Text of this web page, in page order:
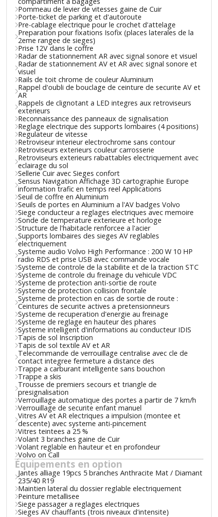
Pommeau de levier de vitesses gaine de Cuir
Porte-ticket de parking et d'autoroute
Pre-cablage electrique pour le crochet d'attelage
Preparation pour fixations Isofix (places laterales de la
2eme rangee de sieges)
Prise 12V dans le coffre
Radar de stationnement AR avec signal sonore et visuel
Radar de stationnement AV et AR avec signal sonore et
visuel
Rails de toit chrome de couleur Aluminium
Rappel d'oubli de bouclage de ceinture de securite AV et
AR
Rappels de clignotant a LED integres aux retroviseurs
exterieurs
Reconnaissance des panneaux de signalisation
Reglage electrique des supports lombaires (4 positions)
Regulateur de vitesse
Retroviseur interieur electrochrome sans contour
Retroviseurs exterieurs couleur carrosserie
Retroviseurs exterieurs rabattables electriquement avec
eclairage du sol
Sellerie Cuir avec Sieges confort
Sensus Navigation Affichage 3D cartographie Europe
information trafic en temps reel Applications
Seuil de coffre en Aluminium
Seuils de portes en Aluminium a l'AV badges Volvo
Siege conducteur a reglages electriques avec memoire
Sonde de temperature exterieure et horloge
Structure de l'habitacle renforcee a l'acier
Supports lombaires des sieges AV reglables
electriquement
Systeme audio Volvo High Performance : 200 W 10 HP
radio RDS et prise USB avec commande vocale
Systeme de controle de la stabilite et de la traction STC
Systeme de controle du freinage du vehicule VDC
Systeme de protection anti-sortie de route
Systeme de protection collision frontale
Systeme de protection en cas de sortie de route :
Ceintures de securite actives a pretensionneurs
Systeme de recuperation d'energie au freinage
Systeme de reglage en hauteur des phares
Systeme intelligent d'informations au conducteur IDIS
Tapis de sol Inscription
Tapis de sol textile AV et AR
Telecommande de verrouillage centralise avec cle de
contact integree fermeture a distance des
Trappe a carburant intelligente sans bouchon
Trappe a skis
Trousse de premiers secours et triangle de
presignalisation
Verrouillage automatique des portes a partir de 7 km/h
Verrouillage de securite enfant manuel
Vitres AV et AR electriques a impulsion (montee et
descente) avec systeme anti-pincement
Vitres teintees a 25 %
Volant 3 branches gaine de Cuir
Volant reglable en hauteur et en profondeur
Volvo on Call
Équipements en option
Jantes alliage 19pcs 5 branches Anthracite Mat / Diamant
235/40 R19
Maintien lateral du dossier reglable electriquement
Peinture metallisee
Siege passager a reglages electriques
Sieges AV chauffants (trois niveaux d'intensite)